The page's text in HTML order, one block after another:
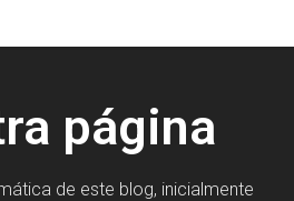
página
de este blog, inicialmente